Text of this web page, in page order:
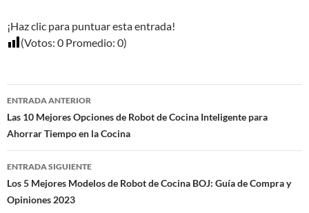
¡Haz clic para puntuar esta entrada!
(Votos: 0 Promedio: 0)
Navegación
de
entradas
ENTRADA ANTERIOR
Las 10 Mejores Opciones de Robot de Cocina Inteligente para
Ahorrar Tiempo en la Cocina
ENTRADA SIGUIENTE
Los 5 Mejores Modelos de Robot de Cocina BOJ: Guía de Compra y
Opiniones 2023